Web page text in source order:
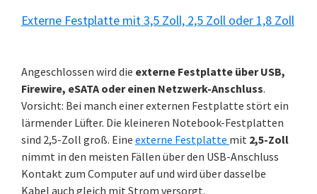
Externe Festplatte mit 3,5 Zoll, 2,5 Zoll oder 1,8 Zoll
Angeschlossen wird die externe Festplatte über USB,
Firewire, eSATA oder einen Netzwerk-Anschluss.
Vorsicht: Bei manch einer externen Festplatte stört ein
lärmender Lüfter. Die kleineren Notebook-Festplatten
sind 2,5-Zoll groß. Eine externe Festplatte mit 2,5-Zoll
nimmt in den meisten Fällen über den USB-Anschluss
Kontakt zum Computer auf und wird über dasselbe
Kabel auch gleich mit Strom versorgt.